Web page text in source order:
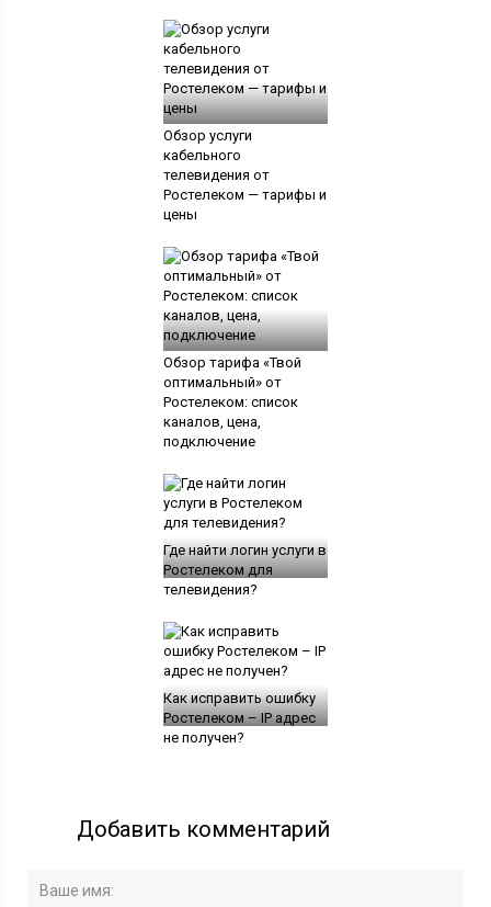
Обзор услуги
кабельного
телевидения от
Ростелеком — тарифы и
цены
Обзор тарифа «Твой
оптимальный» от
Ростелеком: список
каналов, цена,
подключение
Где найти логин услуги в
Ростелеком для
телевидения?
Как исправить ошибку
Ростелеком – IP адрес
не получен?
Добавить комментарий